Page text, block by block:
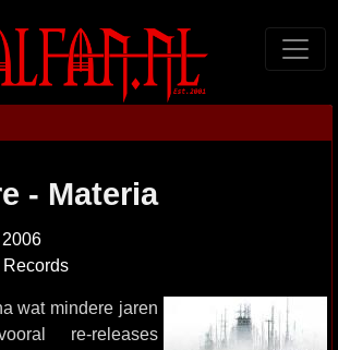
- Materia
2006
wat mindere jaren
re-releases